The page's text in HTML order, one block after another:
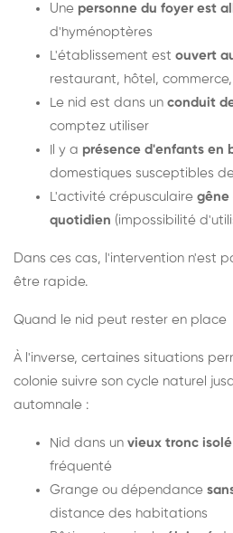
Une personne du foyer est
d'hyménoptères
L'établissement est ouvert
restaurant, hôtel,
Le nid est dans un conduit
comptez utiliser
Il y a présence d'enfants en
domestiques susceptibles
L'activité crépusculaire gêne
quotidien (impossibilité
Dans ces cas, l'intervention n'est
être rapide.
Quand le nid peut rester en place
À l'inverse, certaines situations
colonie suivre son cycle naturel
automnale :
Nid dans un vieux tronc isolé
fréquenté
Grange ou dépendance
distance des habitations